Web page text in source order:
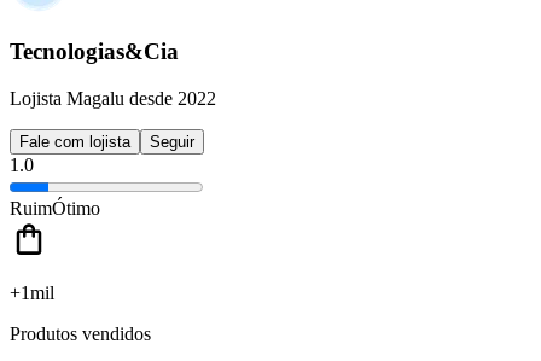
Tecnologias&Cia
Lojista Magalu desde 2022
Fale com lojista Seguir
1.0
RuimÓtimo
+1mil
Produtos vendidos